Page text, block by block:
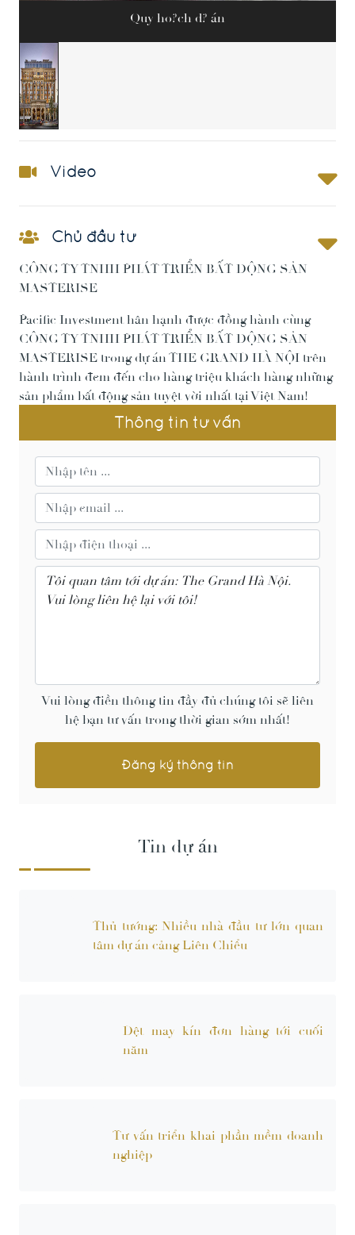
Quy ho?ch d? án
Video
Chủ đầu tư
CÔNG TY TNHH PHÁT TRIỂN BẤT ĐỘNG SẢN
MASTERISE
Pacific Investment hân hạnh được đồng hành cùng
CÔNG TY TNHH PHÁT TRIỂN BẤT ĐỘNG SẢN
MASTERISE trong dự án THE GRAND HÀ NỘI trên
hành trình đem đến cho hàng triệu khách hàng những
sản phẩm bất động sản tuyệt vời nhất tại Việt Nam!
Thông tin tư vấn
Vui lòng điền thông tin đầy đủ chúng tôi sẽ liên
hệ bạn tư vấn trong thời gian sớm nhất!
Tin dự án
Thủ tướng: Nhiều nhà đầu tư lớn quan
tâm dự án cảng Liên Chiểu
Dệt may kín đơn hàng tới cuối
năm
Tư vấn triển khai phần mềm doanh
nghiệp